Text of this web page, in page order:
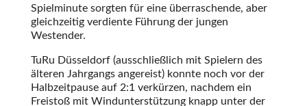
Spielminute sorgten für eine überraschende, aber
gleichzeitig verdiente Führung der jungen
Westender.
TuRu Düsseldorf (ausschließlich mit Spielern des
älteren Jahrgangs angereist) konnte noch vor der
Halbzeitpause auf 2:1 verkürzen, nachdem ein
Freistoß mit Windunterstützung knapp unter der